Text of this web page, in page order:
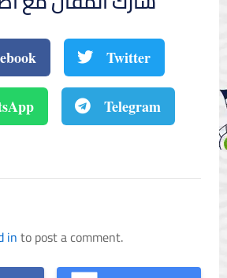
Twitter
Telegram
into post a comment.